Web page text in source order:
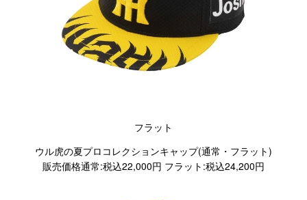
フラット
ウル虎の夏プロコレクションキャップ(通常・フラット)
販売価格通常:税込22,000円 フラット:税込24,200円